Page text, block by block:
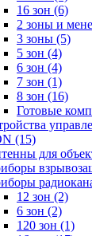
16 зон (6)
2 зоны и
3 зоны (5)
5 зон (4)
6 зон (4)
7 зон (1)
8 зон (16)
Готовые
(15)
для
12 зон (2)
6 зон (2)
120 зон (1)